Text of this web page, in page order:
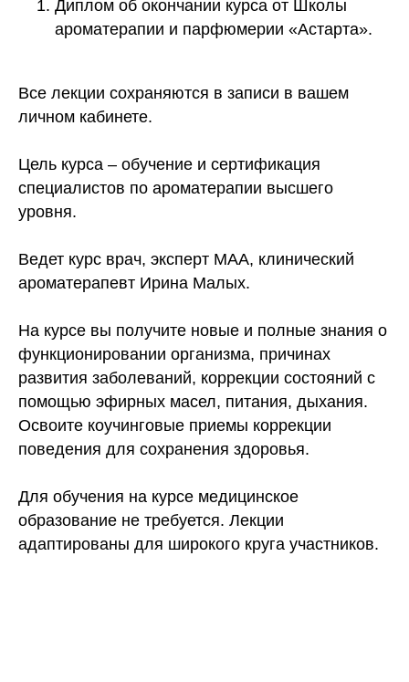
Диплом об окончании курса от Школы
ароматерапии и парфюмерии «Астарта».
Все лекции сохраняются в записи в вашем
личном кабинете.
Цель курса – обучение и сертификация
специалистов по ароматерапии высшего
уровня.
Ведет курс врач, эксперт МАА, клинический
ароматерапевт Ирина Малых.
На курсе вы получите новые и полные знания о
функционировании организма, причинах
развития заболеваний, коррекции состояний с
помощью эфирных масел, питания, дыхания.
Освоите коучинговые приемы коррекции
поведения для сохранения здоровья.
Для обучения на курсе медицинское
образование не требуется. Лекции
адаптированы для широкого круга участников.